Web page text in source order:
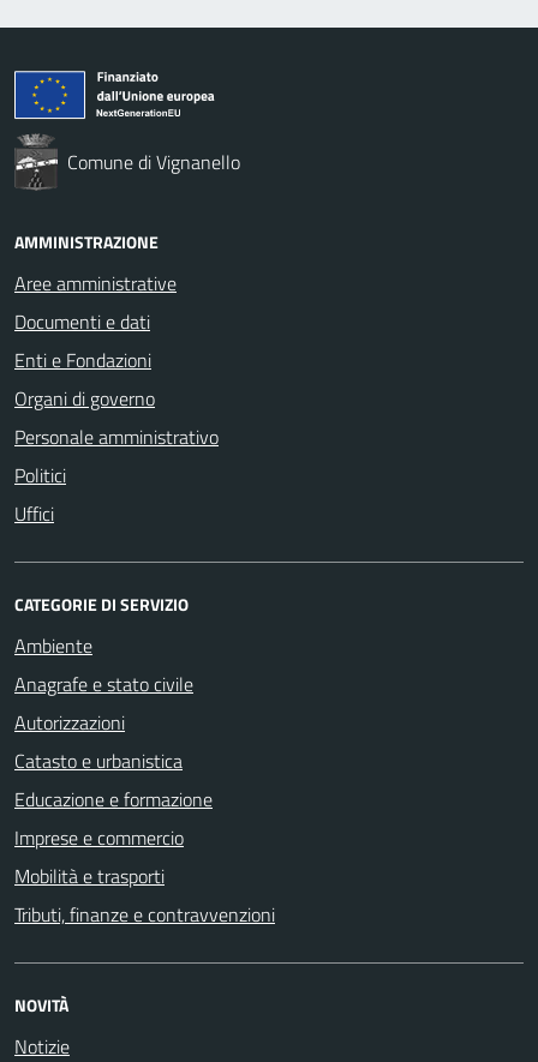
Comune di Vignanello
AMMINISTRAZIONE
Aree amministrative
Documenti e dati
Enti e Fondazioni
Organi di governo
Personale amministrativo
Politici
Uffici
CATEGORIE DI SERVIZIO
Ambiente
Anagrafe e stato civile
Autorizzazioni
Catasto e urbanistica
Educazione e formazione
Imprese e commercio
Mobilità e trasporti
Tributi, finanze e contravvenzioni
NOVITÀ
Notizie